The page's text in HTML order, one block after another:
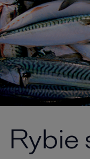
Rybie